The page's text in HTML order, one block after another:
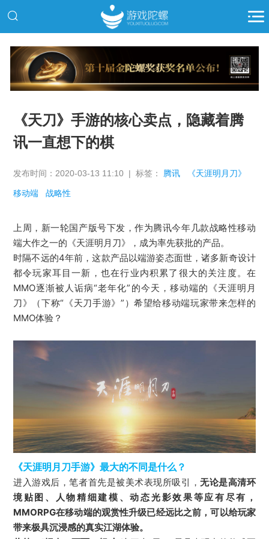
推广
《天刀》手游的核心卖点，隐藏着腾
讯一直想下的棋
发布时间：2020-03-13 11:10 | 标签： 腾讯 《天涯明月刀》
移动端 战略性
上周，新一轮国产版号下发，作为腾讯今年几款战略性移动
端大作之一的《天涯明月刀》，成为率先获批的产品。
时隔不远的4年前，这款产品以端游姿态面世，诸多新奇设计
都令玩家耳目一新，也在行业内积累了很大的关注度。在
MMO逐渐被人诟病“老年化”的今天，移动端的《天涯明月
刀》（下称“《天刀手游》”）希望给移动端玩家带来怎样的
MMO体验？
《天涯明月刀手游》最大的不同是什么？
进入游戏后，笔者首先是被美术表现所吸引，无论是高清环
境贴图、人物精细建模、动态光影效果等应有尽有，
MMORPG在移动端的观赏性升级已经远比之前，可以给玩家
带来极具沉浸感的真实江湖体验。